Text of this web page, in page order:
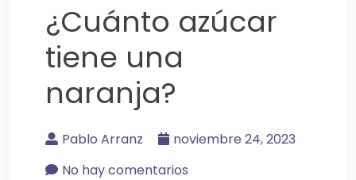
¿Cuánto azúcar
tiene una
naranja?
Pablo Arranz
noviembre 24, 2023
No hay comentarios